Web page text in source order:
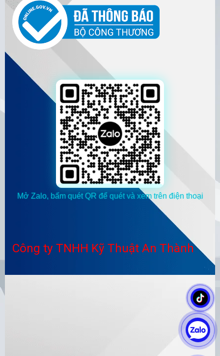
Mở Zalo, bấm quét QR để quét và xem trên điện thoại
Công ty TNHH Kỹ Thuật An Thành